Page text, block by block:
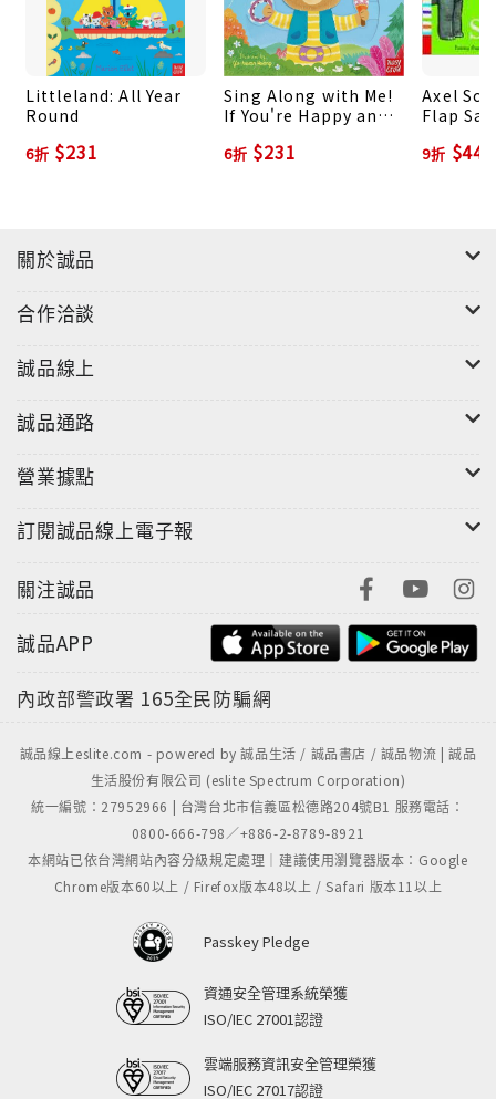
Littleland: All Year
Round
6折 $231
Sing Along with Me!
If You're Happy and
6折 $231
Axel
Flap
9折 $445
關於誠品
合作洽談
誠品線上
誠品通路
營業據點
訂閱誠品線上電子報
關注誠品
誠品APP
內政部警政署 165全民防騙網
誠品線上eslite.com - powered by 誠品生活 / 誠品書店 / 誠品物流 | 誠品
生活股份有限公司 (eslite Spectrum Corporation)
統一編號：27952966 | 台灣台北市信義區松德路204號B1 服務電話：
0800-666-798／+886-2-8789-8921
本網站已依台灣網站內容分級規定處理｜建議使用瀏覽器版本：Google
Chrome版本60以上 / Firefox版本48以上 / Safari 版本11以上
Passkey Pledge
資通安全管理系統榮獲
ISO/IEC 27001認證
雲端服務資訊安全管理榮獲
ISO/IEC 27017認證